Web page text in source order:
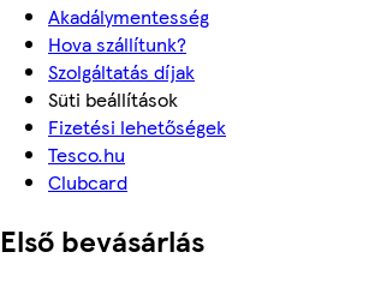
Akadálymentesség
Hova szállítunk?
Szolgáltatás díjak
Süti beállítások
Fizetési lehetőségek
Tesco.hu
Clubcard
Első bevásárlás